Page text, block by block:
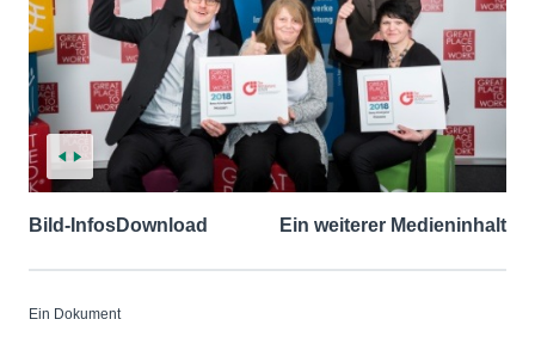
Bild-InfosDownload Ein weiterer Medieninhalt
Ein Dokument